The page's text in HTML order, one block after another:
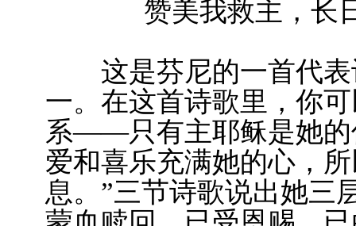
赞美我救主，长日
这是芬尼的一首代表
一。在这首诗歌里，你
系——只有主耶稣是她的
爱和喜乐充满她的心，
息。”三节诗歌说出她三